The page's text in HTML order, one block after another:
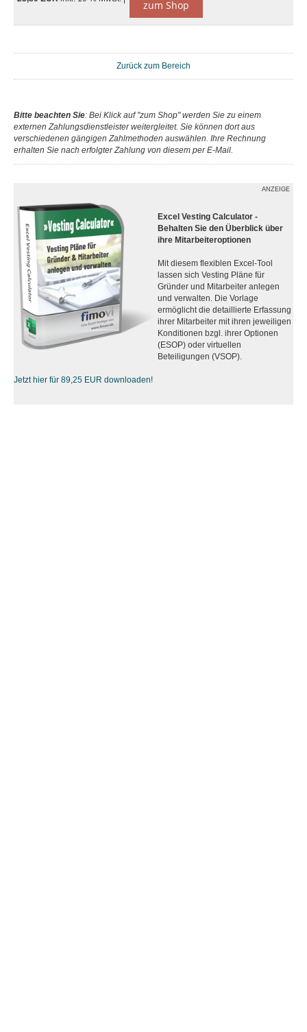
zum Shop
Zurück zum Bereich
Bitte beachten Sie: Bei Klick auf "zum Shop" werden Sie zu einem
externen Zahlungsdienstleister weitergleitet. Sie können dort aus
verschiedenen gängigen Zahlmethoden auswählen. Ihre Rechnung
erhalten Sie nach erfolgter Zahlung von diesem per E-Mail.
ANZEIGE
Excel Vesting Calculator -
Behalten Sie den Überblick über
ihre Mitarbeiteroptionen
Mit diesem flexiblen Excel-Tool
lassen sich Vesting Pläne für
Gründer und Mitarbeiter anlegen
und verwalten. Die Vorlage
ermöglicht die detaillierte Erfassung
ihrer Mitarbeiter mit ihren jeweiligen
Konditionen bzgl. ihrer Optionen
(ESOP) oder virtuellen
Beteiligungen (VSOP).
Jetzt hier für 89,25 EUR downloaden!